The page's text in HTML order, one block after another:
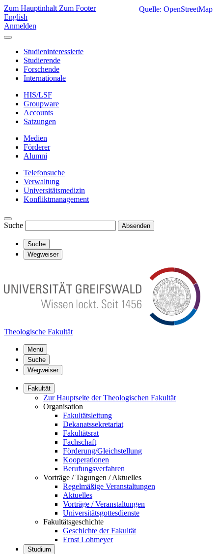
Zum Hauptinhalt Zum Footer
English
Anmelden
Studieninteressierte
Studierende
Forschende
Internationale
HIS/LSF
Groupware
Accounts
Satzungen
Medien
Förderer
Alumni
Telefonsuche
Verwaltung
Universitätsmedizin
Konfliktmanagement
Suche Absenden
Suche
Wegweiser
Theologische Fakultät
Menü
Suche
Wegweiser
Fakultät
Zur Hauptseite der Theologischen Fakultät
Organisation
Fakultätsleitung
Dekanatssekretariat
Fakultätsrat
Fachschaft
Förderung/Gleichstellung
Kooperationen
Berufungsverfahren
Vorträge / Tagungen / Aktuelles
Regelmäßige Veranstaltungen
Aktuelles
Vorträge / Veranstaltungen
Universitätsgottesdienste
Fakultätsgeschichte
Geschichte der Fakultät
Ernst Lohmeyer
Studium
Quelle: OpenStreetMap